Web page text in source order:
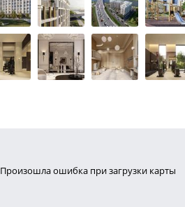
Произошла ошибка при загрузки карты